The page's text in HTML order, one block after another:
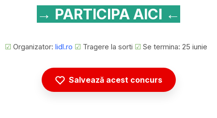
→ PARTICIPA AICI ←
☑ Organizator: lidl.ro ☑ Tragere la sorti ☑ Se termina: 25 iunie
Salvează acest concurs